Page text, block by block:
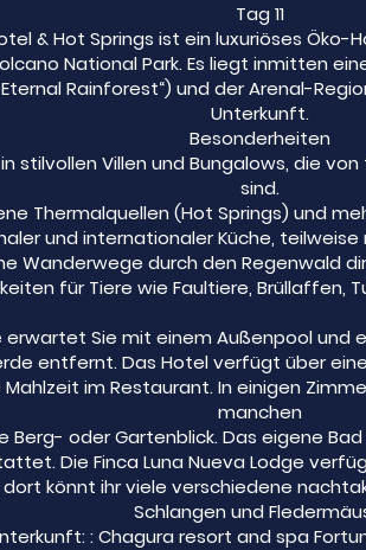
Tag 11
& Hot Springs ist ein luxuriöses Öko-
National Park. Es liegt inmitten
Eternal Rainforest“) und der Arenal-
Unterkunft.
Besonderheiten
stilvollen Villen und Bungalows, die
sind.
Thermalquellen (Hot Springs) und
und internationaler Küche,
Wanderwege durch den Regenwald
für Tiere wie Faultiere, Brüllaffen,
erwartet Sie mit einem Außenpool und
entfernt. Das Hotel verfügt über
im Restaurant. In einigen
manchen
Berg- oder Gartenblick. Das eigene
Die Finca Luna Nueva Lodge
könnt ihr viele verschiedene
Schlangen und
: Chagura resort and spa